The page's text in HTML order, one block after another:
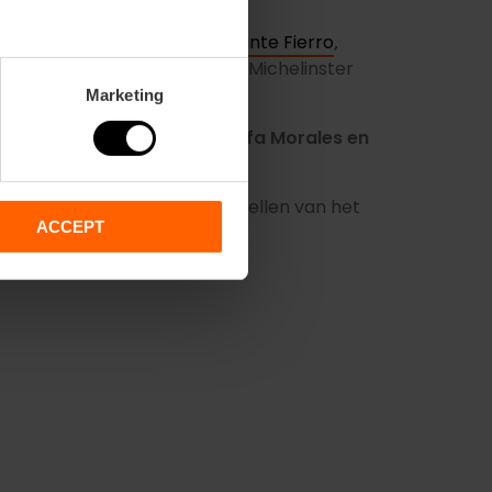
Marketing
ACCEPT
Restaurante Fierro,
, allemaal bekroond met 1 Michelinster
Rakel Cernicharo, Rafa Morales en
gastronomische voorstellen van het